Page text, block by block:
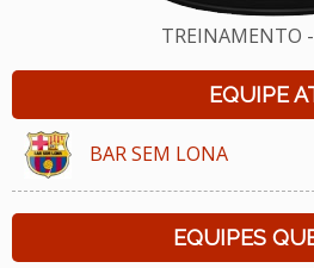
TREINAMENTO
EQUIPE
BAR SEM LONA
EQUIPES